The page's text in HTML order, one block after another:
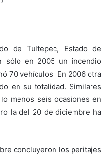
de Tultepec, Estado de
sólo en 2005 un incendio
70 vehículos. En 2006 otra
en su totalidad. Similares
menos seis ocasiones en
la del 20 de diciembre ha
concluyeron los peritajes